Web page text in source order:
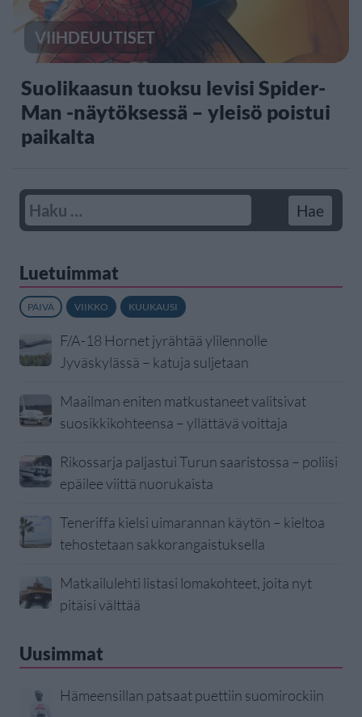
VIIHDEUUTISET
Suolikaasun tuoksu levisi Spider-
Man -näytöksessä – yleisö poistui
paikalta
Luetuimmat
PÄIVÄ VIIKKO KUUKAUSI
F/A-18 Hornet jyrähtää ylilennolle
Jyväskylässä – katuja suljetaan
Maailman eniten matkustaneet valitsivat
suosikkikohteensa – yllättävä voittaja
Rikossarja paljastui Turun saaristossa – poliisi
epäilee viittä nuorukaista
Teneriffa kielsi uimarannan käytön – kieltoa
tehostetaan sakkorangaistuksella
Matkailulehti listasi lomakohteet, joita nyt
pitäisi välttää
Uusimmat
Hämeensillan patsaat puettiin suomirockiin